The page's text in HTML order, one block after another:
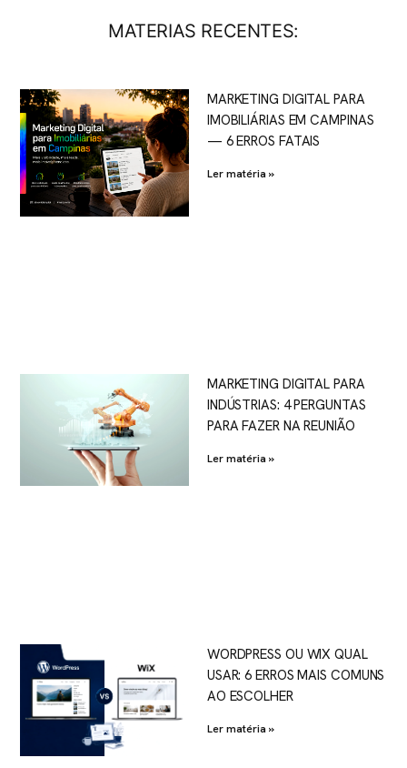
MATERIAS RECENTES:
MARKETING DIGITAL PARA
IMOBILIÁRIAS EM CAMPINAS
— 6 ERROS FATAIS
Ler matéria »
MARKETING DIGITAL PARA
INDÚSTRIAS: 4 PERGUNTAS
PARA FAZER NA REUNIÃO
Ler matéria »
WORDPRESS OU WIX QUAL
USAR: 6 ERROS MAIS COMUNS
AO ESCOLHER
Ler matéria »